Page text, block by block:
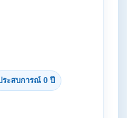
ระสบการณ์ 0 ปี